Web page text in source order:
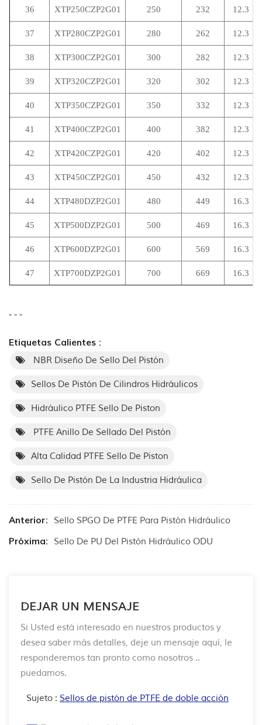
36 XTP250CZP2G01 250 232 12.3
37 XTP280CZP2G01 280 262 12.3
38 XTP300CZP2G01 300 282 12.3
39 XTP320CZP2G01 320 302 12.3
40 XTP350CZP2G01 350 332 12.3
41 XTP400CZP2G01 400 382 12.3
42 XTP420CZP2G01 420 402 12.3
43 XTP450CZP2G01 450 432 12.3
44 XTP480DZP2G01 480 449 16.3
45 XTP500DZP2G01 500 469 16.3
46 XTP600DZP2G01 600 569 16.3
47 XTP700DZP2G01 700 669 16.3
" " "
Etiquetas Calientes :
NBR Diseño De Sello Del Pistón
Sellos De Pistón De Cilindros Hidráulicos
Hidráulico PTFE Sello De Piston
PTFE Anillo De Sellado Del Pistón
Alta Calidad PTFE Sello De Piston
Sello De Pistón De La Industria Hidráulica
Anterior: Sello SPGO De PTFE Para Pistón Hidráulico
Próxima: Sello De PU Del Pistón Hidráulico ODU
DEJAR UN MENSAJE
Si Usted está interesado en nuestros productos y
desea saber más detalles, deje un mensaje aquí, le
responderemos tan pronto como nosotros ..
puedamos.
Sujeto : Sellos de pistón de PTFE de doble acción